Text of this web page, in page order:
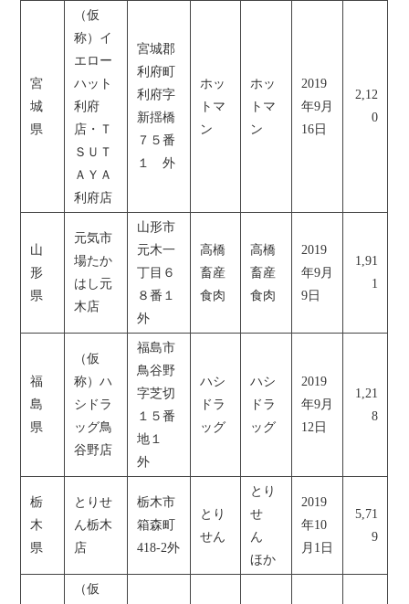
宮
城
県
（仮
称）イ
エロー
ハット
利府
店・Ｔ
ＳＵＴ
ＡＹＡ
利府店
宮城郡
利府町
利府字
新揺橋
７５番
１ 外
ホッ
トマ
ン
ホッ
トマ
ン
2019
年9月
16日
2,12
0
山
形
県
元気市
場たか
はし元
木店
山形市
元木一
丁目６
８番１
外
高橋
畜産
食肉
高橋
畜産
食肉
2019
年9月
9日
1,91
1
福
島
県
（仮
称）ハ
シドラ
ッグ鳥
谷野店
福島市
鳥谷野
字芝切
１５番
地１
外
ハシ
ドラ
ッグ
ハシ
ドラ
ッグ
2019
年9月
12日
1,21
8
栃
木
県
とりせ
ん栃木
店
栃木市
箱森町
418-2外
とり
せん
とり
せ
ん
ほか
2019
年10
月1日
5,71
9
（仮